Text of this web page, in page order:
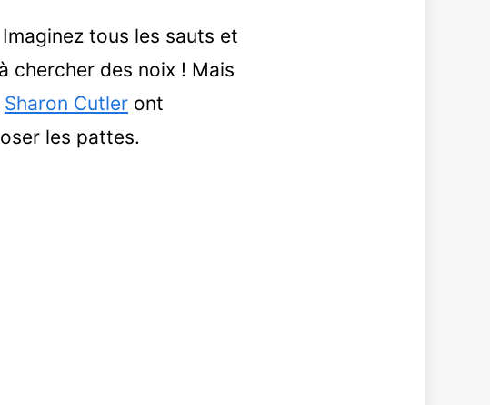
tous les sauts et
chercher des noix ! Mais
Sharon Cutler ont
les pattes.